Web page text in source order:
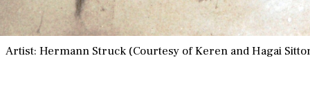
Hermann Struck (Courtesy of Keren and Hagai